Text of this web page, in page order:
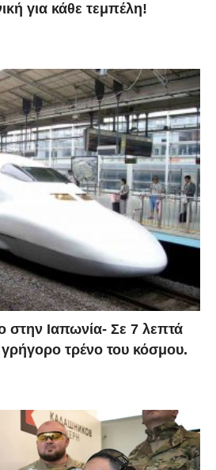
για κάθε τεμπέλη!
στην Ιαπωνία- Σε 7 λεπτά
γρήγορο τρένο του κόσμου.